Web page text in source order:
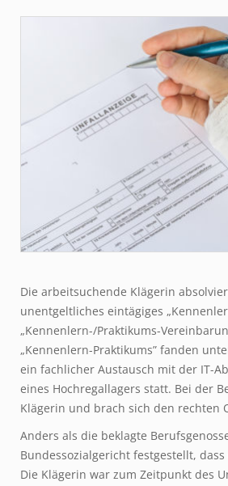
Die arbeitsuchende Klägerin
unentgeltliches eintägiges
„Kennenlern-/Praktikums-
„Kennenlern-Praktikums” fanden
ein fachlicher Austausch mit der IT-
eines Hochregallagers statt. Bei der
Klägerin und brach sich den rechten
Anders als die beklagte
Bundessozialgericht festgestellt,
Die Klägerin war zum Zeitpunkt des